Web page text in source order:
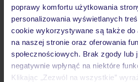
poprawy komfortu użytkowania
personalizowania wyświetlanych
cookie wykorzystywane są także do
na naszej stronie oraz oferowania
społecznościowych. Brak zgody lub
negatywnie wpłynąć na niektóre
Klikając „Zezwól na wszystkie”
Pokoje
Wyżywienie